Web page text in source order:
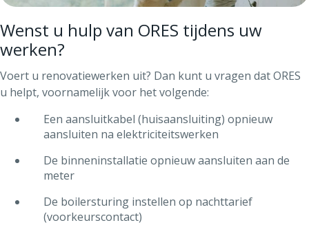
Wenst u hulp van ORES tijdens uw
werken?
Voert u renovatiewerken uit? Dan kunt u vragen dat ORES
u helpt, voornamelijk voor het volgende:
Een aansluitkabel (huisaansluiting) opnieuw
aansluiten na elektriciteitswerken
De binneninstallatie opnieuw aansluiten aan de
meter
De boilersturing instellen op nachttarief
(voorkeurscontact)